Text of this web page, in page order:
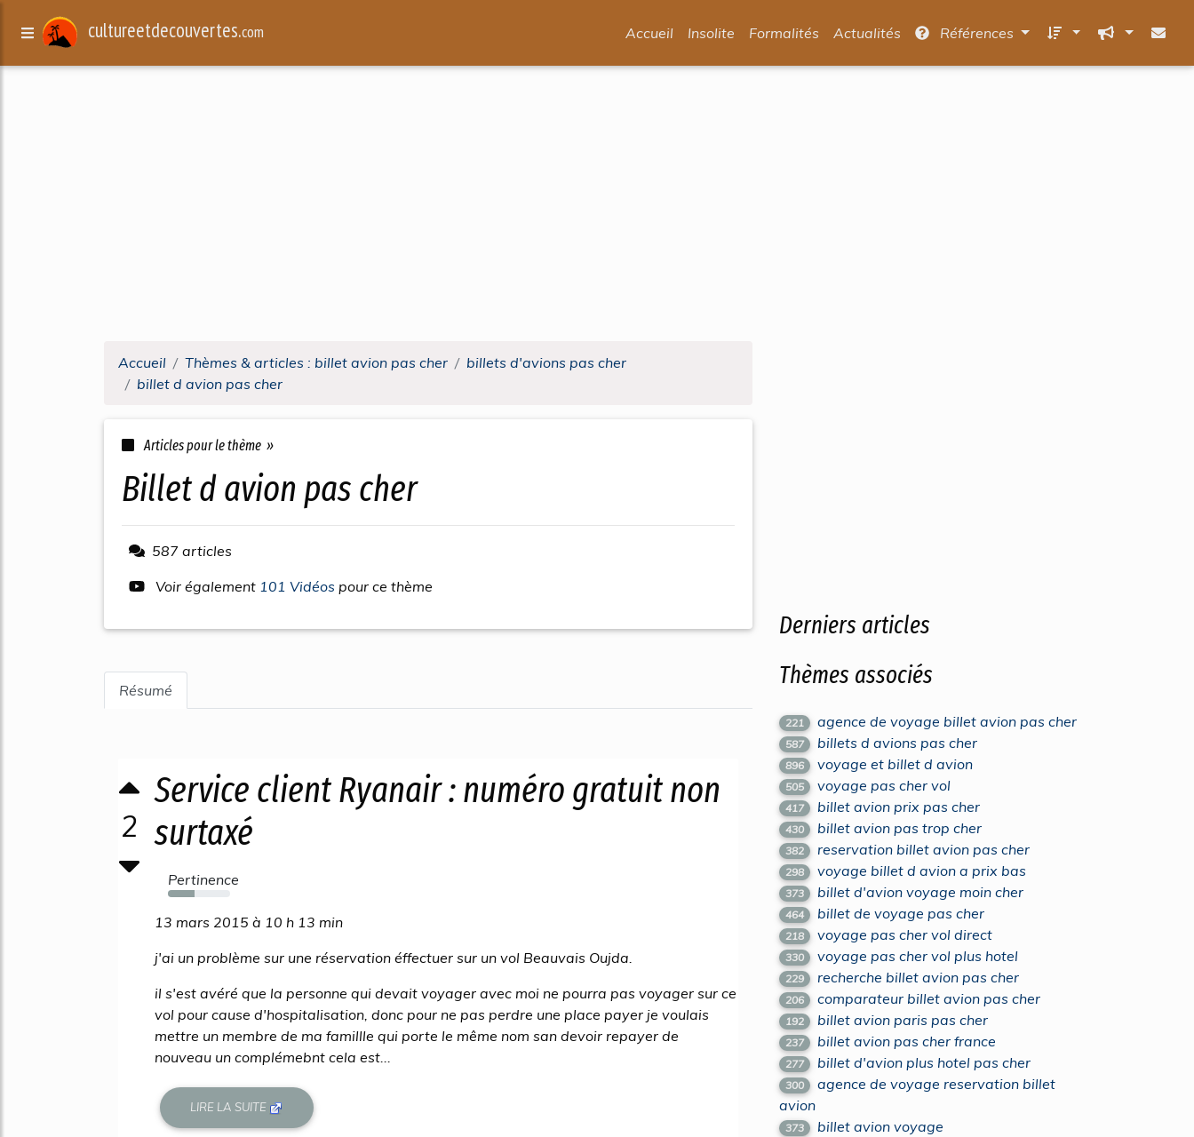
cultureetdecouvertes.com Accueil Insolite Formalités Actualités Références
Accueil Thèmes & articles : billet avion pas cher
billets d'avions pas cher
billet d avion pas cher
Articles pour le thème »
billet d avion pas cher
587 articles
Voir également 101 Vidéos pour ce thème
Résumé
2
Service client Ryanair : numéro gratuit non
surtaxé
Pertinence
43%
13 mars 2015 à 10 h 13 min
j'ai un problème sur une réservation éffectuer sur un vol Beauvais Oujda.
il s'est avéré que la personne qui devait voyager avec moi ne pourra pas voyager sur ce
vol pour cause d'hospitalisation, donc pour ne pas perdre une place payer je voulais
mettre un membre de ma famillle qui porte le même nom san devoir repayer de
nouveau un complémebnt cela est...
LIRE LA SUITE
Derniers articles
Thèmes associés
221 agence de voyage billet avion pas cher
587 billets d avions pas cher
896 voyage et billet d avion
505 voyage pas cher vol
417 billet avion prix pas cher
430 billet avion pas trop cher
382 reservation billet avion pas cher
298 voyage billet d avion a prix bas
373 billet d'avion voyage moin cher
464 billet de voyage pas cher
218 voyage pas cher vol direct
330 voyage pas cher vol plus hotel
229 recherche billet avion pas cher
206 comparateur billet avion pas cher
192 billet avion paris pas cher
237 billet avion pas cher france
277 billet d'avion plus hotel pas cher
300
agence de voyage reservation billet
avion
373 billet avion voyage